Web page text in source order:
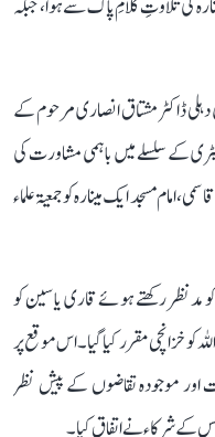
کی تلاوتِ کلامِ پاک سے ہوا، جبکہ
دہلی ڈاکٹر مشتاق انصاری مرحوم کے
کے سلسلے میں باہمی مشاورت کی
امام مسجد ایک مینارہ کو جمعیۃ علماء
رکھتے ہوئے قاری یاسین کو
کو خزانچی مقرر کیا گیا۔ اس موقع پر
اور موجودہ تقاضوں کے پیش نظر
کے شرکاء نے اتفاق کیا۔